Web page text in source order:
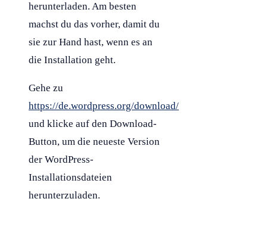
herunterladen. Am besten
machst du das vorher, damit du
sie zur Hand hast, wenn es an
die Installation geht.
Gehe zu
https://de.wordpress.org/download/
und klicke auf den Download-
Button, um die neueste Version
der WordPress-
Installationsdateien
herunterzuladen.